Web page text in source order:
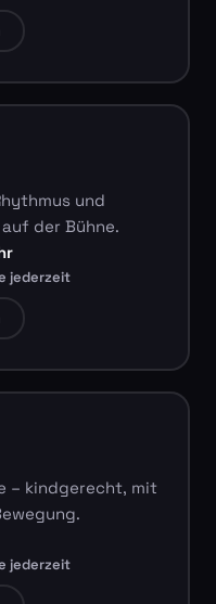
und
der Bühne.
jederzeit
– kindgerecht, mit
jederzeit